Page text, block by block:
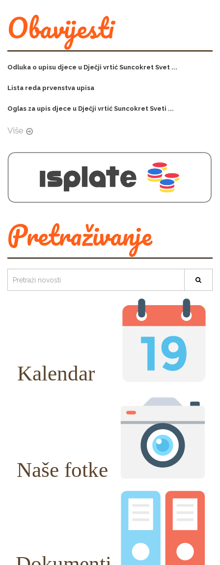
Obavijesti
Odluka o upisu djece u Dječji vrtić Suncokret Svet ...
Lista reda prvenstva upisa
Oglas za upis djece u Dječji vrtić Suncokret Sveti ...
Više
Pretraživanje